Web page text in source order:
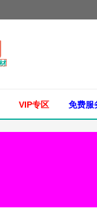
VIP专区 免费服